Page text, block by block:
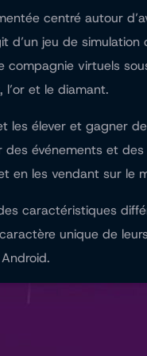
centré autour
d’un jeu de
virtuels
l’or et le diamant.
les élever et gagner
événements et
en les vendant sur le
caractéristiques
unique de